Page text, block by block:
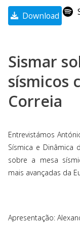
Download
Sismar
sísmicos
Correia
Entrevistámos
Sísmica e Dinâmica
sobre a mesa
mais avançadas da
Apresentação: